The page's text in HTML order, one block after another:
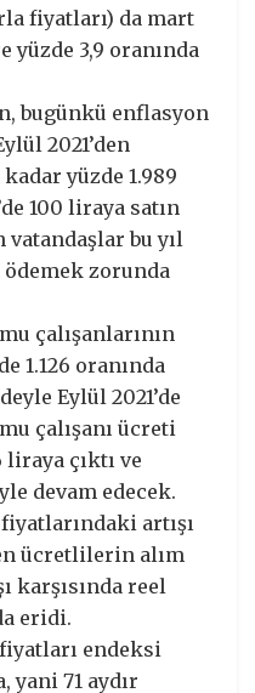
fiyatları) da mart
yüzde 3,9 oranında
bugünkü enflasyon
2021’den
yüzde 1.989
100 liraya satın
vatandaşlar bu yıl
ödemek zorunda
çalışanlarının
1.126 oranında
Eylül 2021’de
çalışanı ücreti
çıktı ve
devam edecek.
artışı
ücretlilerin alım
karşısında reel
eridi.
endeksi
yani 71 aydır